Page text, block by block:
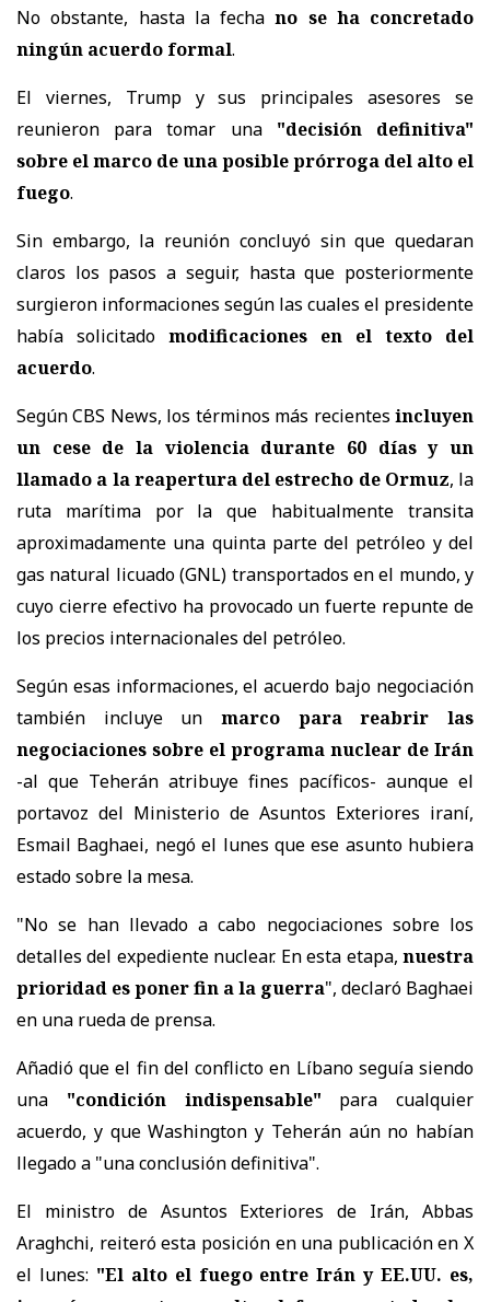
No obstante, hasta la fecha no se ha concretado
ningún acuerdo formal.
El viernes, Trump y sus principales asesores se
reunieron para tomar una "decisión definitiva"
sobre el marco de una posible prórroga del alto el
fuego.
Sin embargo, la reunión concluyó sin que quedaran
claros los pasos a seguir, hasta que posteriormente
surgieron informaciones según las cuales el presidente
había solicitado modificaciones en el texto del
acuerdo.
Según CBS News, los términos más recientes incluyen
un cese de la violencia durante 60 días y un
llamado a la reapertura del estrecho de Ormuz, la
ruta marítima por la que habitualmente transita
aproximadamente una quinta parte del petróleo y del
gas natural licuado (GNL) transportados en el mundo, y
cuyo cierre efectivo ha provocado un fuerte repunte de
los precios internacionales del petróleo.
Según esas informaciones, el acuerdo bajo negociación
también incluye un marco para reabrir las
negociaciones sobre el programa nuclear de Irán
-al que Teherán atribuye fines pacíficos- aunque el
portavoz del Ministerio de Asuntos Exteriores iraní,
Esmail Baghaei, negó el lunes que ese asunto hubiera
estado sobre la mesa.
"No se han llevado a cabo negociaciones sobre los
detalles del expediente nuclear. En esta etapa, nuestra
prioridad es poner fin a la guerra", declaró Baghaei
en una rueda de prensa.
Añadió que el fin del conflicto en Líbano seguía siendo
una "condición indispensable" para cualquier
acuerdo, y que Washington y Teherán aún no habían
llegado a "una conclusión definitiva".
El ministro de Asuntos Exteriores de Irán, Abbas
Araghchi, reiteró esta posición en una publicación en X
el lunes: "El alto el fuego entre Irán y EE.UU. es,